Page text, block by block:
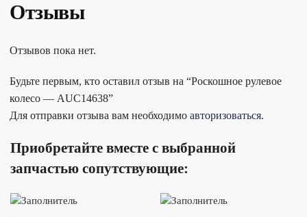
Отзывы
Отзывов пока нет.
Будьте первым, кто оставил отзыв на “Роскошное рулевое
колесо — AUC14638”
Для отправки отзыва вам необходимо авторизоваться.
Приобретайте вместе с выбранной
запчастью сопутствующие: